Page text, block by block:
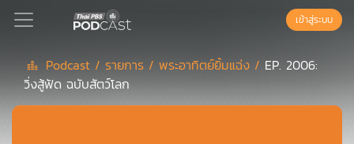
Podcast
เข้าสู่ระบบ
Podcast / รายการ /พระอาทิตย์ยิ้มแฉ่ง / EP. 2006:
วิ่งสู้ฟัด ฉบับสัตว์โลก